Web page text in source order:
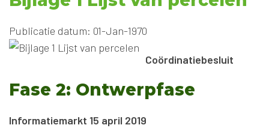
Publicatie datum: 01-Jan-1970
Coördinatiebesluit
Fase 2: Ontwerpfase
Informatiemarkt 15 april 2019